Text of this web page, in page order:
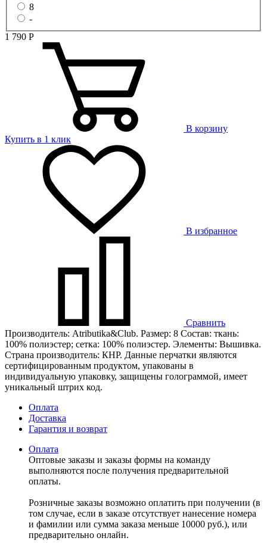
8
-
1 790 Р
В корзину
Купить в 1 клик
В избранное
Сравнить
Производитель: Atributika&Club. Размер: 8 Состав: ткань:
100% полиэстер; сетка: 100% полиэстер. Элементы: Вышивка.
Страна производитель: КНР. Данные перчатки являются
сертифицированным продуктом, упакованы в
индивидуальную упаковку, защищены голограммой, имеет
уникальный штрих код.
Оплата
Доставка
Гарантия и возврат
Оплата
Оптовые заказы и заказы формы на команду
выполняются после получения предварительной
оплаты.
Розничные заказы возможно оплатить при получении (в
том случае, если в заказе отсутствует нанесение номера
и фамилии или сумма заказа меньше 10000 руб.), или
предварительно онлайн.